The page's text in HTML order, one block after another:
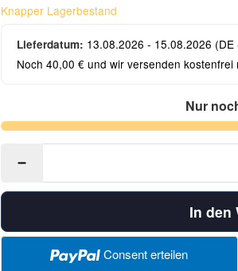
Knapper Lagerbestand
Lieferdatum: 13.08.2026 - 15.08.2026 (DE
Noch 40,00 € und wir versenden
Nur
In den
Consent erteilen